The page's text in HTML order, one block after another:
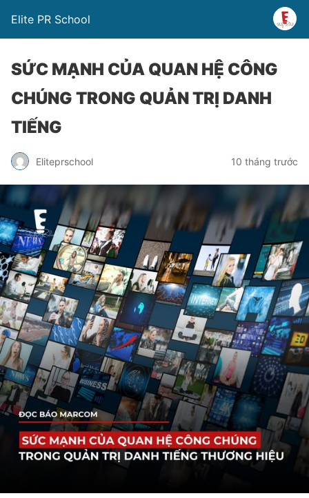
Elite PR School
SỨC MẠNH CỦA QUAN HỆ CÔNG
CHÚNG TRONG QUẢN TRỊ DANH
TIẾNG
Eliteprschool 10 tháng trước